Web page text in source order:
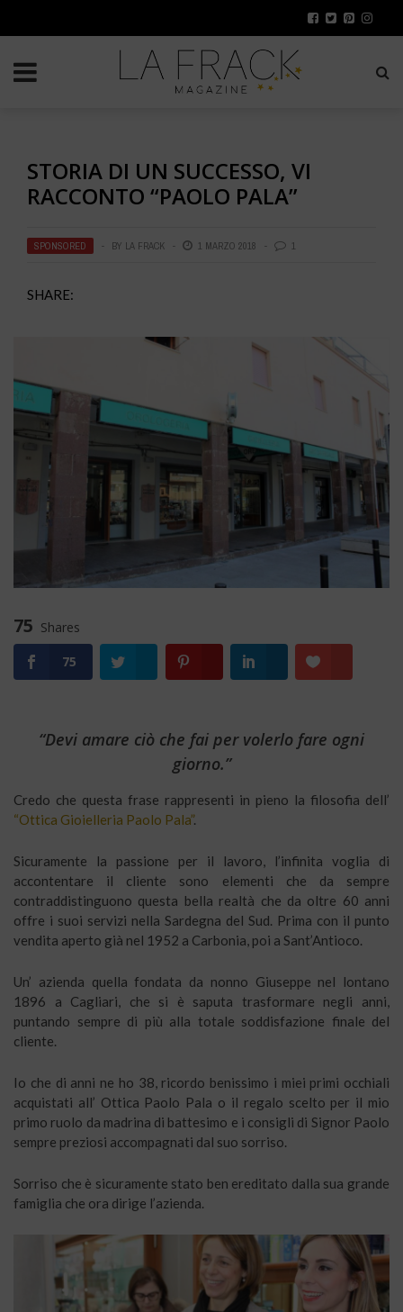
STORIA DI UN SUCCESSO, VI
RACCONTO “PAOLO PALA”
SPONSORED BY LA FRACK 1 MARZO 2018 1
SHARE:
75 Shares
75
“Devi amare ciò che fai per volerlo fare ogni
giorno.”
Credo che questa frase rappresenti in pieno la filosofia dell’
“Ottica Gioielleria Paolo Pala”.
Sicuramente la passione per il lavoro, l’infinita voglia di
accontentare il cliente sono elementi che da sempre
contraddistinguono questa bella realtà che da oltre 60 anni
offre i suoi servizi nella Sardegna del Sud. Prima con il punto
vendita aperto già nel 1952 a Carbonia, poi a Sant’Antioco.
Un’ azienda quella fondata da nonno Giuseppe nel lontano
1896 a Cagliari, che si è saputa trasformare negli anni,
puntando sempre di più alla totale soddisfazione finale del
cliente.
Io che di anni ne ho 38, ricordo benissimo i miei primi occhiali
acquistati all’ Ottica Paolo Pala o il regalo scelto per il mio
primo ruolo da madrina di battesimo e i consigli di Signor Paolo
sempre preziosi accompagnati dal suo sorriso.
Sorriso che è sicuramente stato ben ereditato dalla sua grande
famiglia che ora dirige l’azienda.